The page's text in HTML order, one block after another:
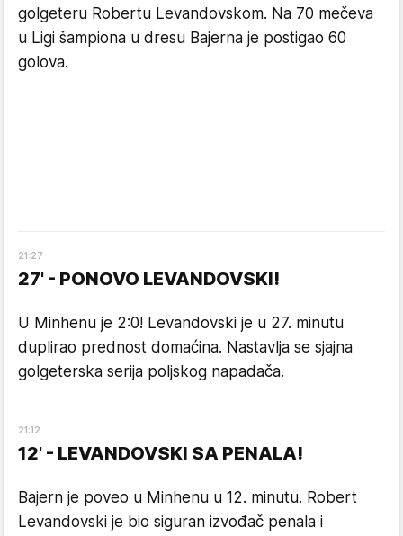
golgeteru Robertu Levandovskom. Na 70 mečeva
u Ligi šampiona u dresu Bajerna je postigao 60
golova.
21 :27
27' - PONOVO LEVANDOVSKI!
U Minhenu je 2:0! Levandovski je u 27. minutu
duplirao prednost domaćina. Nastavlja se sjajna
golgeterska serija poljskog napadača.
21 :12
12' - LEVANDOVSKI SA PENALA!
Bajern je poveo u Minhenu u 12. minutu. Robert
Levandovski je bio siguran izvođač penala i